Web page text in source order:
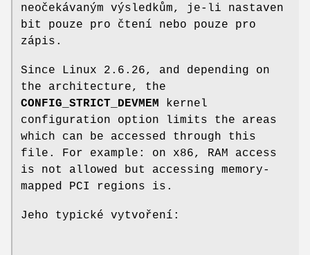
neočekávaným výsledkům, je-li nastaven
bit pouze pro čtení nebo pouze pro
zápis.
Since Linux 2.6.26, and depending on
the architecture, the
CONFIG_STRICT_DEVMEM kernel
configuration option limits the areas
which can be accessed through this
file. For example: on x86, RAM access
is not allowed but accessing memory-
mapped PCI regions is.
Jeho typické vytvoření: